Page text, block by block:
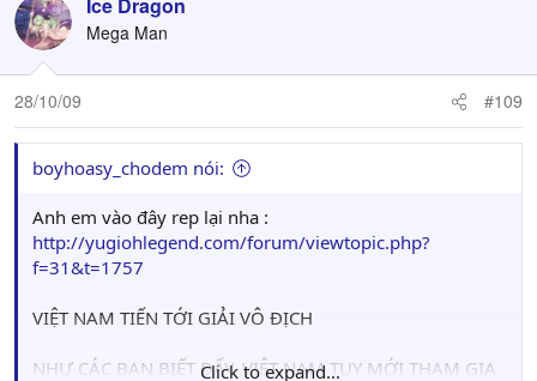
[15:57:01] >> all this luck impossible
[15:57:12] <<
[15:57:18] <<
___________Auto Merge________________
.
[16:21:32] >> hajhjahahjjhahjhajha
[16:28:01] >> boyhosay
[16:28:11] << what
[16:28:24] >> send me u r deck
[16:29:03] >> told me good card
Mega Man
28/10/09 #109
boyhoasy_chodem nói:
Anh em vào đây rep lại nha :
http://yugiohlegend.com/forum/viewtopic.php?
f=31&t=1757
VIỆT NAM TIẾN TỚI GIẢI VÔ ĐỊCH
NHƯ CÁC BẠN BIẾT ĐẤY ,VIỆT NAM TUY MỚI THAM GIA
Click to expand...